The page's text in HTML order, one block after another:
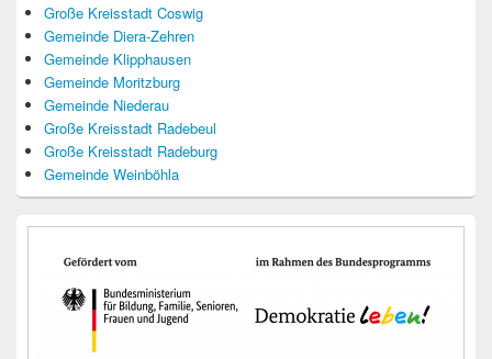
Große Kreisstadt Coswig
Gemeinde Diera-Zehren
Gemeinde Klipphausen
Gemeinde Moritzburg
Gemeinde Niederau
Große Kreisstadt Radebeul
Große Kreisstadt Radeburg
Gemeinde Weinböhla